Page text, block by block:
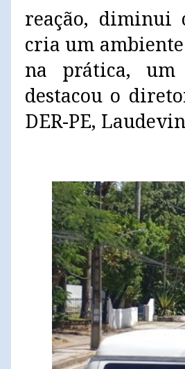
reação, diminui
cria um
na prática, um
destacou o
DER-PE,